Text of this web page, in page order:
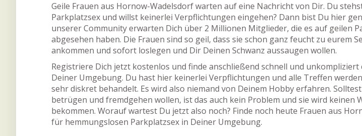
Geile Frauen aus Hornow-Wadelsdorf warten auf eine Nachricht von Dir. Du
Parkplatzsex und willst keinerlei Verpflichtungen eingehen? Dann bist Du hier
unserer Community erwarten Dich über 2 Millionen Mitglieder, die es auf geilen
abgesehen haben. Die Frauen sind so geil, dass sie schon ganz feucht zu eurem
ankommen und sofort loslegen und Dir Deinen Schwanz aussaugen wollen.
Registriere Dich jetzt kostenlos und finde anschließend schnell und unkompliziert
Deiner Umgebung. Du hast hier keinerlei Verpflichtungen und alle Treffen
sehr diskret behandelt. Es wird also niemand von Deinem Hobby erfahren.
betrügen und fremdgehen wollen, ist das auch kein Problem und sie wird keinen
bekommen. Worauf wartest Du jetzt also noch? Finde noch heute Frauen aus
für hemmungslosen Parkplatzsex in Deiner Umgebung.